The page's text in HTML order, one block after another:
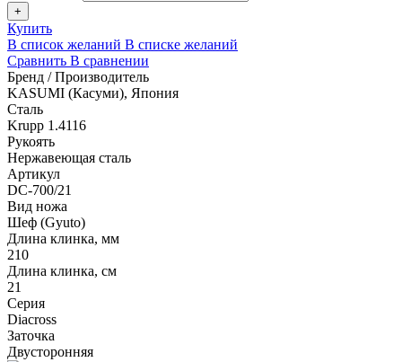
+
Купить
В список желаний В списке желаний
Сравнить В сравнении
Бренд / Производитель
KASUMI (Касуми), Япония
Сталь
Krupp 1.4116
Рукоять
Нержавеющая сталь
Артикул
DC-700/21
Вид ножа
Шеф (Gyuto)
Длина клинка, мм
210
Длина клинка, см
21
Серия
Diacross
Заточка
Двусторонняя